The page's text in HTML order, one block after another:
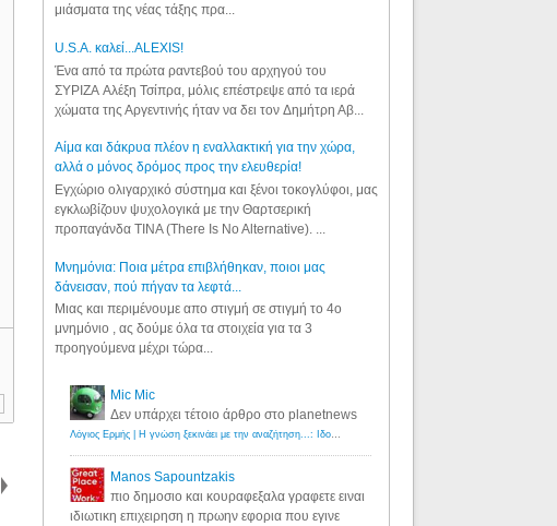
μιάσματα της νέας τάξης πρα...
U.S.A. καλεί...ALEXIS!
Ένα από τα πρώτα ραντεβού του αρχηγού του
ΣΥΡΙΖΑ Αλέξη Τσίπρα, μόλις επέστρεψε από τα ιερά
χώματα της Αργεντινής ήταν να δει τον Δημήτρη Αβ...
Αίμα και δάκρυα πλέον η εναλλακτική για την χώρα,
αλλά ο μόνος δρόμος προς την ελευθερία!
Εγχώριο ολιγαρχικό σύστημα και ξένοι τοκογλύφοι, μας
εγκλωβίζουν ψυχολογικά με την Θαρτσερική
προπαγάνδα TINA (There Is No Alternative). ...
Μνημόνια: Ποια μέτρα επιβλήθηκαν, ποιοι μας
δάνεισαν, πού πήγαν τα λεφτά...
Μιας και περιμένουμε απο στιγμή σε στιγμή το 4ο
μνημόνιο , ας δούμε όλα τα στοιχεία για τα 3
προηγούμενα μέχρι τώρα...
Mic Mic
Δεν υπάρχει τέτοιο άρθρο στο planetnews
Λόγιος Ερμής | Η γνώση ξεκινάει με την αναζήτηση...: Ιδού οι 18 που χρωστούν 11 δις ευρώ!
Manos Sapountzakis
πιο δημοσιο και κουραφεξαλα γραφετε ειναι
ιδιωτικη επιχειρηση η πρωην εφορια που εγινε